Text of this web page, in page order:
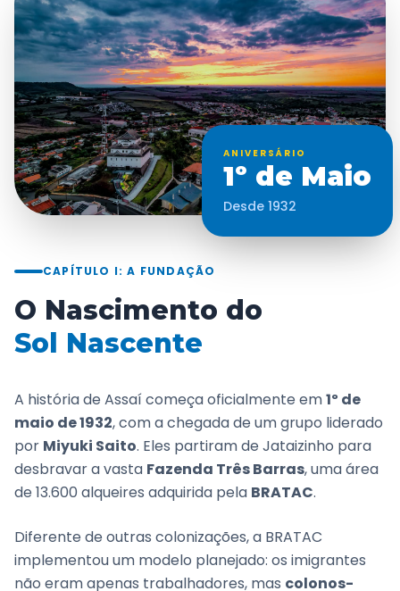
CLIMA AGORA
Poucas nuvens
29°C• Umid.43%
ANIVERSÁRIO
1º de Maio
Desde 1932
CAPÍTULO I: A FUNDAÇÃO
O Nascimento do
Sol Nascente
A história de Assaí começa oficialmente em1º de
maio de 1932, com a chegada de um grupo liderado
por Miyuki Saito. Eles partiram de Jataizinho para
desbravar a vasta Fazenda Três Barras, uma área
de 13.600 alqueires adquirida pela BRATAC.
Diferente de outras colonizações, a BRATAC
implementou um modelo planejado: os imigrantes
não eram apenas trabalhadores, mas colonos-